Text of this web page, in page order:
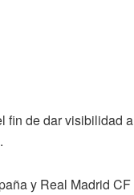
fin de dar visibilidad
y Real Madrid